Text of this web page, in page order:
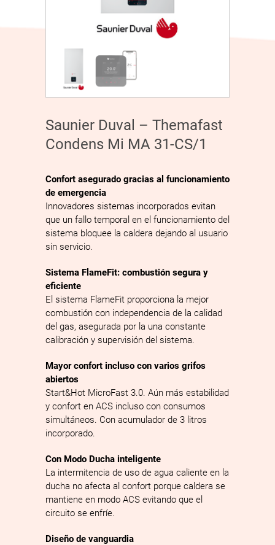
Saunier Duval – Themafast
Condens Mi MA 31-CS/1
Confort asegurado gracias al funcionamiento
de emergencia
Innovadores sistemas incorporados evitan
que un fallo temporal en el funcionamiento del
sistema bloquee la caldera dejando al usuario
sin servicio.
Sistema FlameFit: combustión segura y
eficiente
El sistema FlameFit proporciona la mejor
combustión con independencia de la calidad
del gas, asegurada por la una constante
calibración y supervisión del sistema.
Mayor confort incluso con varios grifos
abiertos
Start&Hot MicroFast 3.0. Aún más estabilidad
y confort en ACS incluso con consumos
simultáneos. Con acumulador de 3 litros
incorporado.
Con Modo Ducha inteligente
La intermitencia de uso de agua caliente en la
ducha no afecta al confort porque caldera se
mantiene en modo ACS evitando que el
circuito se enfríe.
Diseño de vanguardia